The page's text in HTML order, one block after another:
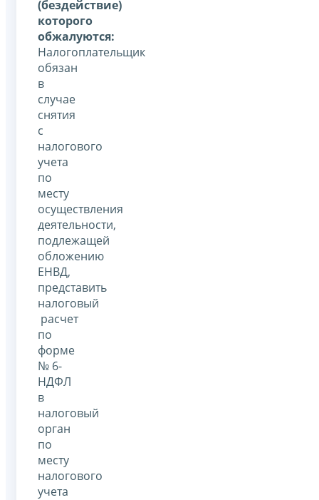
(бездействие)
которого
обжалуются:
Налогоплательщик
обязан
в
случае
снятия
с
налогового
учета
по
месту
осуществления
деятельности,
подлежащей
обложению
ЕНВД,
представить
налоговый
расчет
по
форме
№ 6-
НДФЛ
в
налоговый
орган
по
месту
налогового
учета